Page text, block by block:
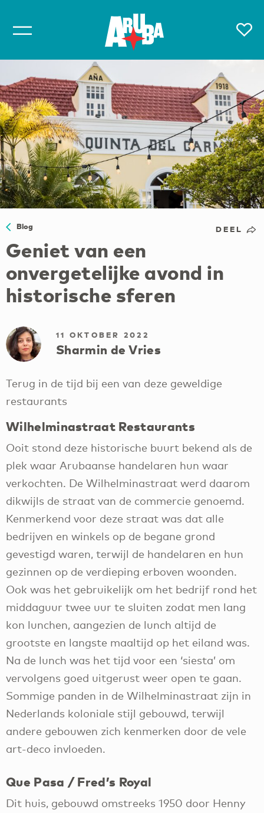
Blog DEEL
Geniet van een
onvergetelijke avond in
historische sferen
11 OKTOBER 2022
Sharmin de Vries
Terug in de tijd bij een van deze geweldige
restaurants
Wilhelminastraat Restaurants
Ooit stond deze historische buurt bekend als de
plek waar Arubaanse handelaren hun waar
verkochten. De Wilhelminastraat werd daarom
dikwijls de straat van de commercie genoemd.
Kenmerkend voor deze straat was dat alle
bedrijven en winkels op de begane grond
gevestigd waren, terwijl de handelaren en hun
gezinnen op de verdieping erboven woonden.
Ook was het gebruikelijk om het bedrijf rond het
middaguur twee uur te sluiten zodat men lang
kon lunchen, aangezien de lunch altijd de
grootste en langste maaltijd op het eiland was.
Na de lunch was het tijd voor een ‘siesta’ om
vervolgens goed uitgerust weer open te gaan.
Sommige panden in de Wilhelminastraat zijn in
Nederlands koloniale stijl gebouwd, terwijl
andere gebouwen zich kenmerken door de vele
art-deco invloeden.
Que Pasa / Fred’s Royal
Dit huis, gebouwd omstreeks 1950 door Henny